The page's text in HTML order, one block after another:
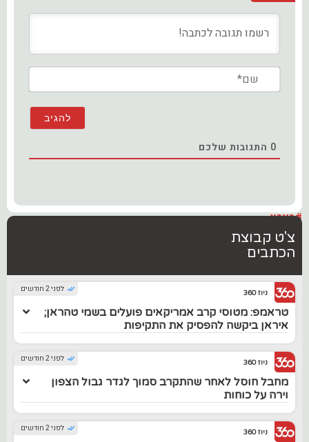
0 התגובות שלכם
#בארץ
צ'ט קבוצת
הכתבים
לפני 2 חודשים ניוז 360
טראמפ: מטוסי קרב אמריקאים פועלים בשמי טהראן;
איראן ביקשה להפסיק את התקיפות
לפני 2 חודשים ניוז 360
מחבל חוסל לאחר שהתקרב סמוך לגדר גבול הצפון
וירה על כוחות
לפני 2 חודשים ניוז 360